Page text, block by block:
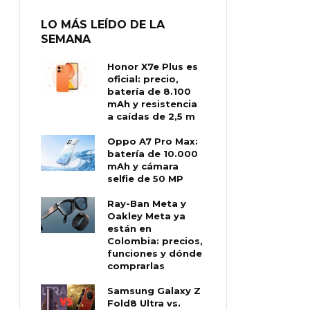
LO MÁS LEÍDO DE LA
SEMANA
Honor X7e Plus es
oficial: precio,
batería de 8.100
mAh y resistencia
a caídas de 2,5 m
Oppo A7 Pro Max:
batería de 10.000
mAh y cámara
selfie de 50 MP
Ray-Ban Meta y
Oakley Meta ya
están en
Colombia: precios,
funciones y dónde
comprarlas
Samsung Galaxy Z
Fold8 Ultra vs.